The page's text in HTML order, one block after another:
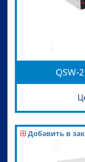
QSW-
Добавить в